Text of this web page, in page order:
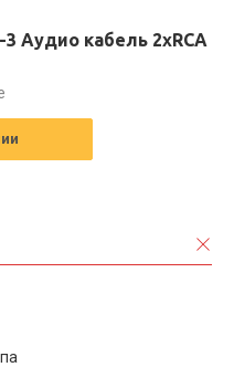
3 Аудио кабель 2xRCA